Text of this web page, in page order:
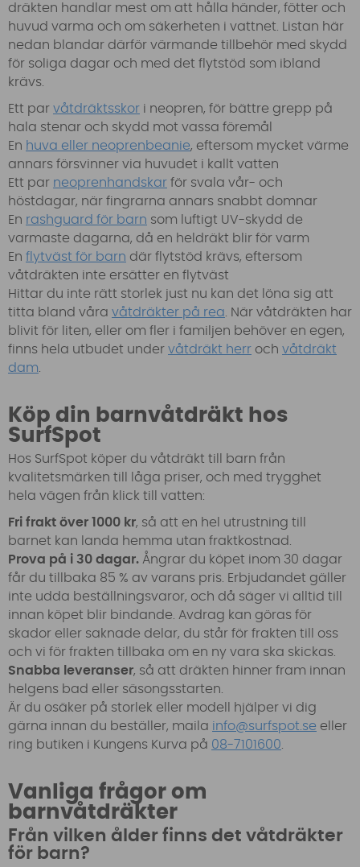
dräkten handlar mest om att hålla händer, fötter och
huvud varma och om säkerheten i vattnet. Listan här
nedan blandar därför värmande tillbehör med skydd
för soliga dagar och med det flytstöd som ibland
krävs.
Ett par våtdräktsskor i neopren, för bättre grepp på
hala stenar och skydd mot vassa föremål
En huva eller neoprenbeanie, eftersom mycket värme
annars försvinner via huvudet i kallt vatten
Ett par neoprenhandskar för svala vår- och
höstdagar, när fingrarna annars snabbt domnar
En rashguard för barn som luftigt UV-skydd de
varmaste dagarna, då en heldräkt blir för varm
En flytväst för barn där flytstöd krävs, eftersom
våtdräkten inte ersätter en flytväst
Hittar du inte rätt storlek just nu kan det löna sig att
titta bland våra våtdräkter på rea . När våtdräkten har
blivit för liten, eller om fler i familjen behöver en egen,
finns hela utbudet under våtdräkt herr och våtdräkt
dam
Köp din barnvåtdräkt hos
SurfSpot
Hos SurfSpot köper du våtdräkt till barn från
kvalitetsmärken till låga priser, och med trygghet
hela vägen från klick till vatten:
Fri frakt över 1000 kr, så att en hel utrustning till
barnet kan landa hemma utan fraktkostnad.
Prova på i 30 dagar. Ångrar du köpet inom 30 dagar
får du tillbaka 85 % av varans pris. Erbjudandet gäller
inte udda beställningsvaror, och då säger vi alltid till
innan köpet blir bindande. Avdrag kan göras för
skador eller saknade delar, du står för frakten till oss
och vi för frakten tillbaka om en ny vara ska skickas.
Snabba leveranser, så att dräkten hinner fram innan
helgens bad eller säsongsstarten.
Är du osäker på storlek eller modell hjälper vi dig
gärna innan du beställer, maila info@surfspot.se eller
ring butiken i Kungens Kurva på 08-7101600
Vanliga frågor om
barnvåtdräkter
Från vilken ålder finns det våtdräkter
för barn?